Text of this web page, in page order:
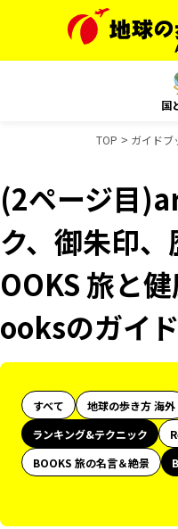
国
TOP ガイドブ
(2ページ目
ク、御朱印
OOKS 旅と
ooksのガイ
すべて 地球の歩き方 海外
ランキング&テクニック
BOOKS 旅の名言＆絶景